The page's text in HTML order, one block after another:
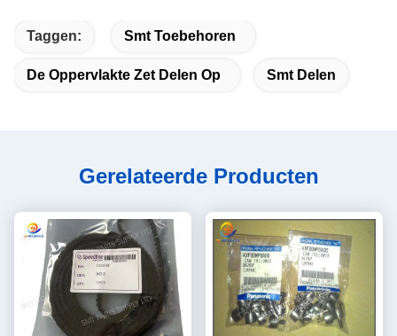
Taggen: Smt Toebehoren
De Oppervlakte Zet Delen Op Smt Delen
Gerelateerde Producten